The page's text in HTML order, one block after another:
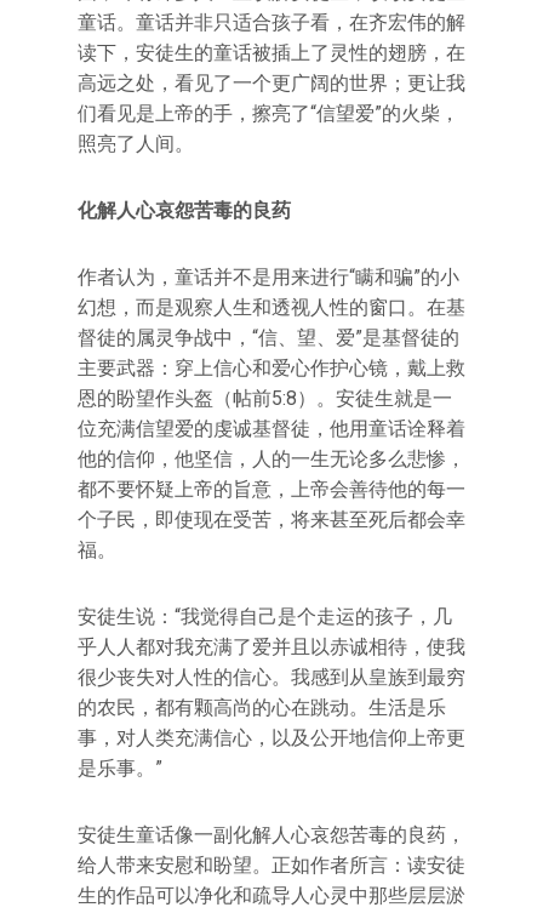
童话。童话并非只适合孩子看，在齐宏伟的解
读下，安徒生的童话被插上了灵性的翅膀，在
高远之处，看见了一个更广阔的世界；更让我
们看见是上帝的手，擦亮了“信望爱”的火柴，
照亮了人间。
化解人心哀怨苦毒的良药
作者认为，童话并不是用来进行“瞒和骗”的小
幻想，而是观察人生和透视人性的窗口。在基
督徒的属灵争战中，“信、望、爱”是基督徒的
主要武器：穿上信心和爱心作护心镜，戴上救
恩的盼望作头盔（帖前5:8）。安徒生就是一
位充满信望爱的虔诚基督徒，他用童话诠释着
他的信仰，他坚信，人的一生无论多么悲惨，
都不要怀疑上帝的旨意，上帝会善待他的每一
个子民，即使现在受苦，将来甚至死后都会幸
福。
安徒生说：“我觉得自己是个走运的孩子，几
乎人人都对我充满了爱并且以赤诚相待，使我
很少丧失对人性的信心。我感到从皇族到最穷
的农民，都有颗高尚的心在跳动。生活是乐
事，对人类充满信心，以及公开地信仰上帝更
是乐事。”
安徒生童话像一副化解人心哀怨苦毒的良药，
给人带来安慰和盼望。正如作者所言：读安徒
生的作品可以净化和疏导人心灵中那些层层淤